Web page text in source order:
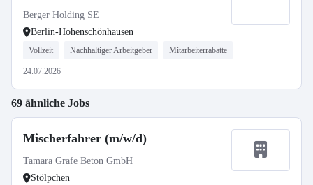
Berger Holding SE
Berlin-Hohenschönhausen
Vollzeit Nachhaltiger Arbeitgeber Mitarbeiterrabatte
24.07.2026
69 ähnliche Jobs
Mischerfahrer (m/w/d)
Tamara Grafe Beton GmbH
Stölpchen